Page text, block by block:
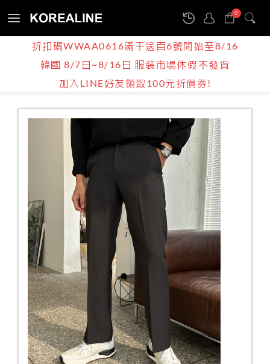
0
折扣碼WWAA0616滿千送百6號開始至8/16
韓國 8/7日~8/16日 服裝市場休假不發貨
加入LINE好友領取100元折價券!
產品介紹 BOY | MEN
休閒褲 / 西裝褲
正韓國代購 / 側邊彈性設計巴黎西裝寬褲 / 4色